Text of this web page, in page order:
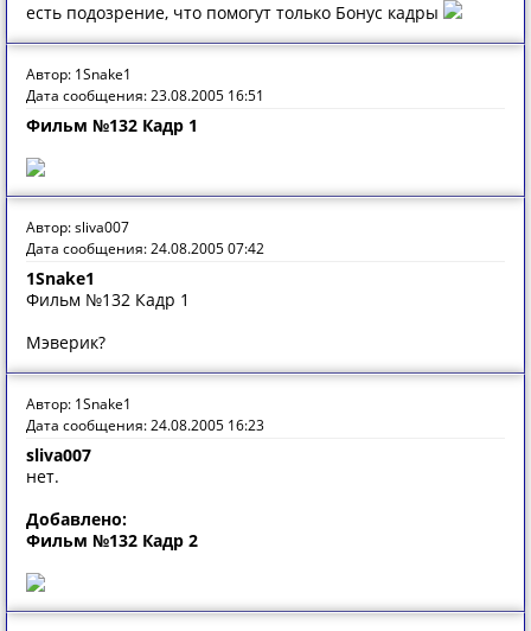
есть подозрение, что помогут только Бонус кадры
Автор: 1Snake1
Дата сообщения: 23.08.2005 16:51
Фильм №132 Кадр 1
Автор: sliva007
Дата сообщения: 24.08.2005 07:42
1Snake1
Фильм №132 Кадр 1
Мэверик?
Автор: 1Snake1
Дата сообщения: 24.08.2005 16:23
sliva007
нет.
Добавлено:
Фильм №132 Кадр 2